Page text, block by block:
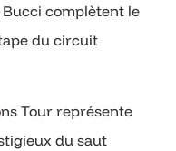
complètent le
du circuit
Tour représente
du saut